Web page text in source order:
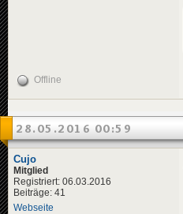
Offline
28.05.2016 00:59
Cujo
Mitglied
Registriert: 06.03.2016
Beiträge: 41
Webseite